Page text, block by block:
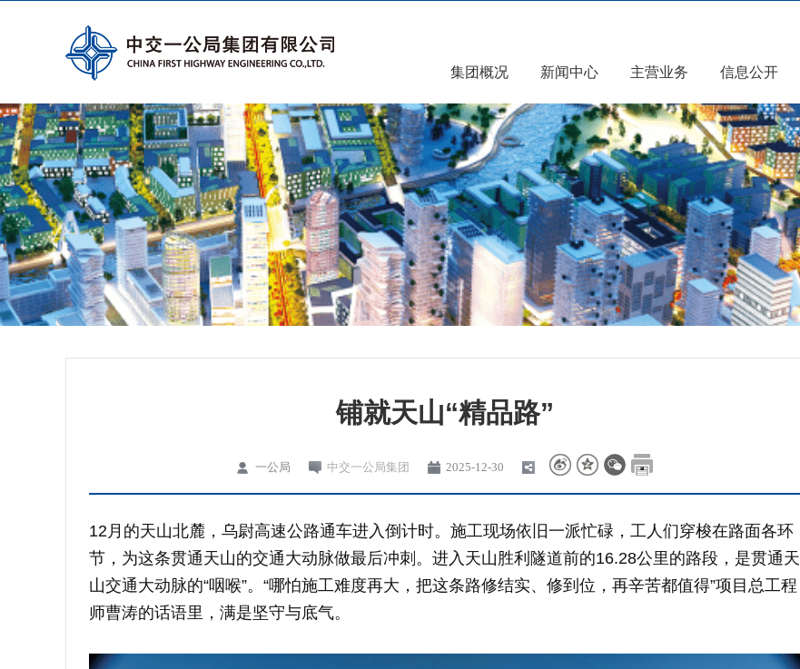
集团概况 新闻中心 主营业务 信息公开
铺就天山“精品路”
一公局 中交一公局集团 2025-12-30
12月的天山北麓， 乌尉高速公路通车进入倒计时。施工现场依旧一派忙碌，工人们穿梭在路面各环
节，为这条贯通天山的交通大动脉做最后冲刺。进入天山胜利隧道前的16.28公里的路段，是贯通天
山交通大动脉的“咽喉”。“哪怕施工难度再大，把这条路修结实、修到位，再辛苦都值得”项目总工程
师曹涛的话语里，满是坚守与底气。